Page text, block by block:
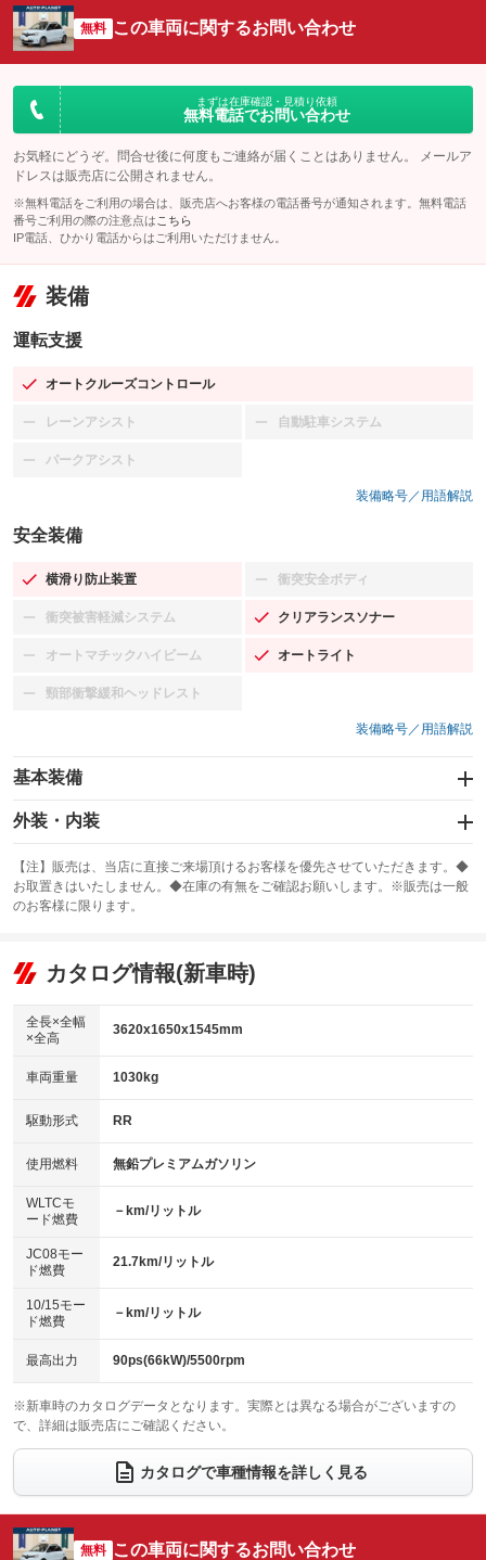
無料 この車両に関するお問い合わせ
まずは在庫確認・見積り依頼
無料電話でお問い合わせ
お気軽にどうぞ。問合せ後に何度もご連絡が届くことはありません。 メールア
ドレスは販売店に公開されません。
※無料電話をご利用の場合は、販売店へお客様の電話番号が通知されます。無料電話
番号ご利用の際の注意点は こちら
IP電話、ひかり電話からはご利用いただけません。
装備
運転支援
オートクルーズコントロール
：装備あり
レーンアシスト
：装備なし 自動駐車システム
：装備なし
パークアシスト
：装備なし
装備略号／用語解説
安全装備
横滑り防止装置
：装備あり 衝突安全ボディ
：装備なし
衝突被害軽減システム
：装備なし クリアランスソナー
：装備あり
オートマチックハイビーム
：装備なし オートライト
：装備あり
頸部衝撃緩和ヘッドレスト
：装備なし
装備略号／用語解説
基本装備
エアバッグ：運転席/助手席/サイド
：装備あり
：装備なし
サンルーフ
：装備なし ABS
リフトアップ
：装備なし
：装備なし
パワーウィンドウ
アイドリングストップ
：装備あり
USB入力端子
：装備あり
100V電源
：装備なし
センターデフロック
：装備なし
電動格納ミラー
：装備なし
外装・内装
カーナビ
：装備なし
TV
：装備なし
ビジュアル
：装備なし
：装備あり
革シート
キーレス
HID(キセノンライト)
：装備なし
バックカメラ
：装備あり
エアロ
：装備なし
：装備なし
パワーシート
ベンチシート
：装備なし
チップアップシート
：装備なし
：装備なし ：装備あり
ウォークスルー
：装備なし
電動リアゲート フロントカメラ
：装備なし
：装備なし ：装備なし
サイドカメラ
：装備なし ルーフレール
：装備なし
【注】販売は、当店に直接ご来場頂けるお客様を優先させていただきます。◆
お取置きはいたしません。◆在庫の有無をご確認お願いします。※販売は一般
のお客様に限ります。
カタログ情報(新車時)
全長×全幅
×全高
3620x1650x1545mm
車両重量 1030kg
駆動形式 RR
使用燃料 無鉛プレミアムガソリン
WLTCモ
ード燃費
－km/リットル
JC08モー
ド燃費
21.7km/リットル
10/15モー
ド燃費
－km/リットル
最高出力 90ps(66kW)/5500rpm
※新車時のカタログデータとなります。実際とは異なる場合がございますの
で、詳細は販売店にご確認ください。
カタログで車種情報を詳しく見る
無料 この車両に関するお問い合わせ